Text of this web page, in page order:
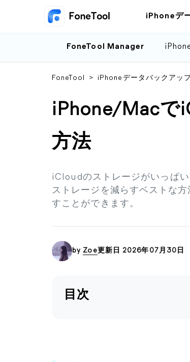
iPhoneデ
FoneTool Manager
FoneTool > iPhoneデータバックアッ
iPhone/Macで
方法
iCloudのストレージがいっぱ
ストレージを減らすベストな
すことができます。
by Zoe更新日 2026年07月30日
目次